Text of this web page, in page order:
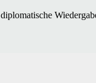
diplomatische